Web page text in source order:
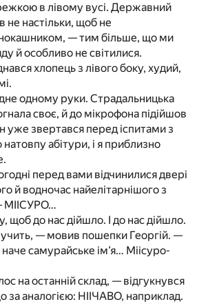
в лівому вусі. Державний
не настільки, щоб не
— тим більше, що ми
й особливо не світилися.
хлопець з лівого боку, худий,
одному руки. Страдальницька
своє, й до мікрофона підійшов
уже звертався перед іспитами з
абітури, і я приблизно
перед вами відчинилися двері
й водночас найелітарнішого з
МІІСУРО…
щоб до нас дійшло. І до нас дійшло.
— мовив пошепки Георгій. —
самурайське ім’я… Міісуро-
на останній склад, — відгукнувся
аналогією: НІІЧАВО, наприклад.